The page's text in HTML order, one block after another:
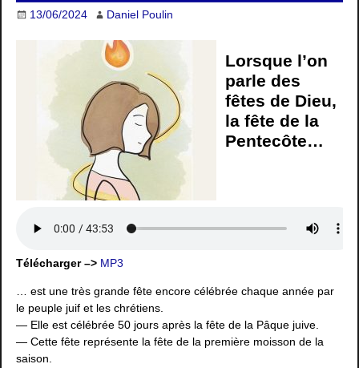
13/06/2024 Daniel Poulin
Lorsque l’on
parle des
fêtes de Dieu,
la fête de la
Pentecôte…
Télécharger –> MP3
… est une très grande fête encore célébrée chaque année par
le peuple juif et les chrétiens.
— Elle est célébrée 50 jours après la fête de la Pâque juive.
— Cette fête représente la fête de la première moisson de la
saison.